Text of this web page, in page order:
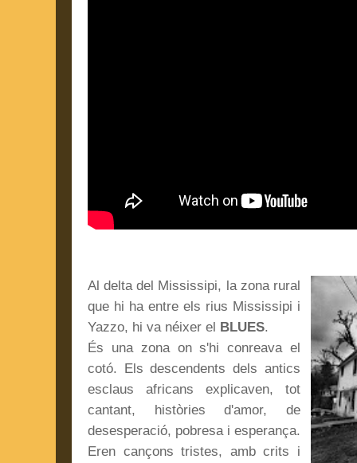
Al delta del Mississipi, la zona rural
que hi ha entre els rius Mississipi i
Yazzo, hi va néixer el BLUES.
És una zona on s'hi conreava el
cotó. Els descendents dels antics
esclaus africans explicaven, tot
cantant, històries d'amor, de
desesperació, pobresa i esperança.
Eren cançons tristes, amb crits i